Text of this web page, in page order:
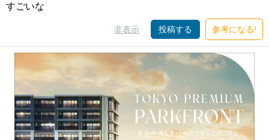
すごいな
非表示 投稿する 参考になる!